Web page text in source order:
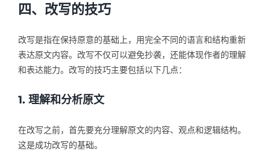
四、改写的技巧
改写是指在保持原意的基础上，用完全不同的语言和结构重新
表达原文内容。改写不仅可以避免抄袭，还能体现作者的理解
和表达能力。改写的技巧主要包括以下几点：
1. 理解和分析原文
在改写之前，首先要充分理解原文的内容、观点和逻辑结构。
这是成功改写的基础。